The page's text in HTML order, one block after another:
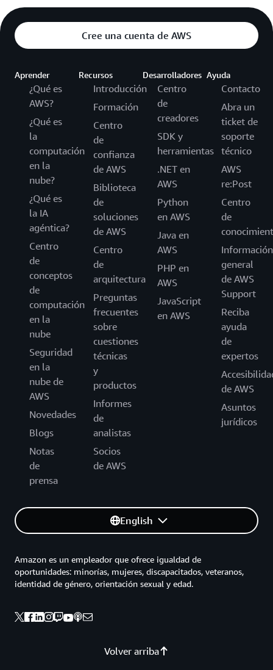
Cree una cuenta de AWS
Aprender
¿Qué es
AWS?
¿Qué es
la
computación
en la
nube?
¿Qué es
la IA
agéntica?
Centro
de
conceptos
de
computación
en la
nube
Seguridad
en la
nube de
AWS
Novedades
Blogs
Notas
de
prensa
Recursos
Introducción
Formación
Centro
de
confianza
de AWS
Biblioteca
de
soluciones
de AWS
Centro
de
arquitectura
Preguntas
frecuentes
sobre
cuestiones
técnicas
y
productos
Informes
de
analistas
Socios
de AWS
Desarrolladores
Centro
de
creadores
SDK y
herramientas
.NET en
AWS
Python
en AWS
Java en
AWS
PHP en
AWS
JavaScript
en AWS
Ayuda
Contacto
Abra un
ticket de
soporte
técnico
AWS
re:Post
Centro
de
Información
general
de AWS
Support
Reciba
ayuda
de
expertos
de AWS
Asuntos
jurídicos
English
Volver arriba
Amazon es un empleador que ofrece igualdad de
oportunidades: minorías, mujeres, discapacitados, veteranos,
identidad de género, orientación sexual y edad.